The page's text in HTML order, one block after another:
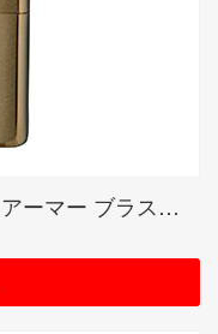
ARMOR BRUASHED BRASS / アーマー ブラスサテーナ